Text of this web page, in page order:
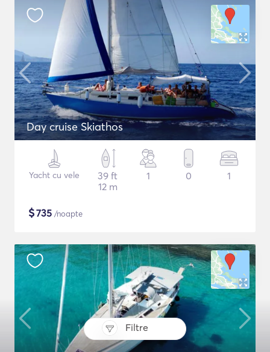
Filtre
Day cruise Skiathos
Yacht cu vele
39 ft
12 m
1 0 1
$735 /noapte